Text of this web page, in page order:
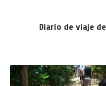
Díario de viaje